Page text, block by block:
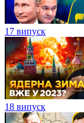
17 випуск
18 випуск